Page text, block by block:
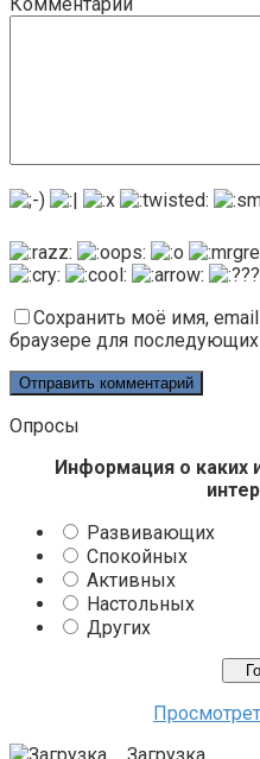
Сохранить моё имя,
браузере для
Опросы
Информация о каких
Развивающих
Спокойных
Активных
Настольных
Других